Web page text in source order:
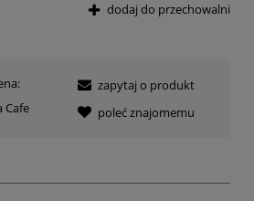
dodaj do przechowalni
zapytaj o produkt
poleć znajomemu